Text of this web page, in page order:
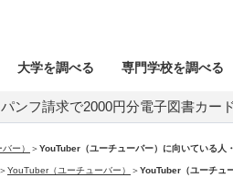
大学を調べる 専門学校を調べる
パンフ請求で2000円分電子図書カー
ー） ＞YouTuber（ユーチューバー）に向いている人
＞YouTuber（ユーチューバー） ＞YouTuber（ユーチュ